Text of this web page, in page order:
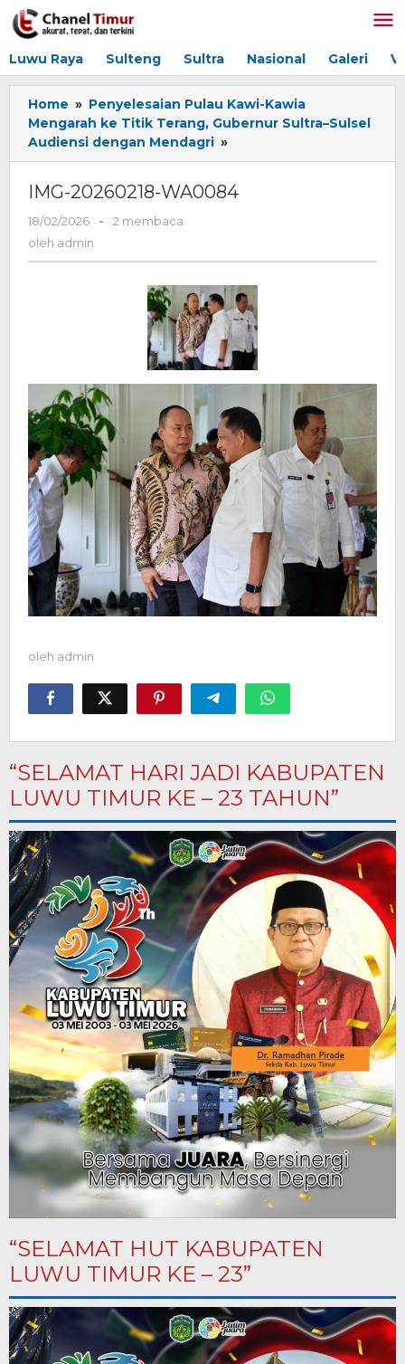
Lewati
ke
Luwu Raya Sulteng Sultra Nasional Galeri
Home » Penyelesaian Pulau Kawi-Kawia
Mengarah ke Titik Terang, Gubernur Sultra–Sulsel
Audiensi dengan Mendagri »
20260218-
IMG-20260218-WA0084
18/02/2026
oleh
-
2 membaca
oleh admin
oleh admin
“SELAMAT HARI JADI KABUPATEN
LUWU TIMUR KE – 23 TAHUN”
“SELAMAT HUT KABUPATEN
LUWU TIMUR KE – 23”